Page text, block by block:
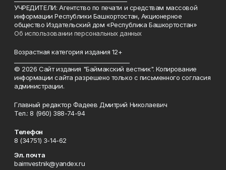
УЧРЕДИТЕЛИ: Агентство по печати и средствам массовой
информации Республики Башкортостан, Акционерное
общество Издательский дом «Республика Башкортостан»
Об использовании персональных данных
Возрастная категория издания 12+
© 2026 Сайт издания "Баймакский вестник". Копирование
информации сайта разрешено только с письменного согласия
администрации.
Главный редактор Фадеев Дмитрий Николаевич
Тел.: 8 (960) 388-74-94
Телефон
8 (34751) 3-14-62
Эл. почта
baimvestnik@yandex.ru